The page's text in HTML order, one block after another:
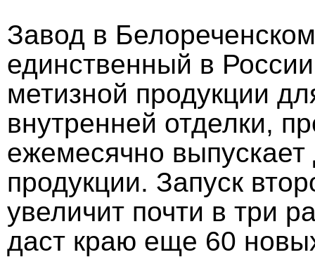
Завод в
единственный в
метизной продукции
внутренней отделки,
ежемесячно
продукции. Запуск
увеличит почти в три
даст краю еще 60